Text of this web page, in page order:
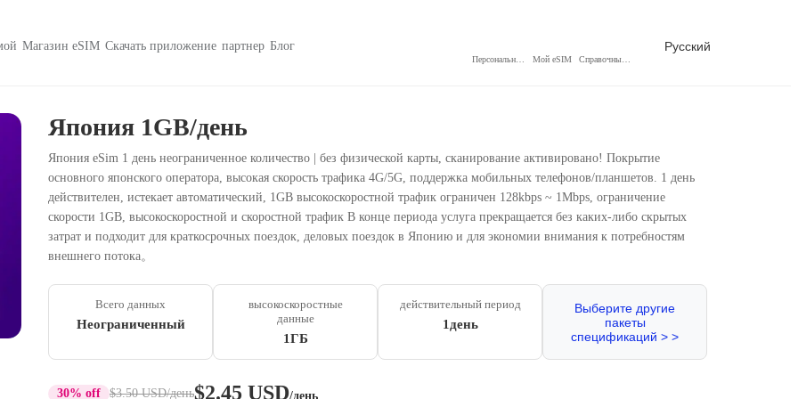
Магазин eSIM Скачать приложение партнер Блог
Мой eSIM
Русский
Япония 1GB/день
Япония eSim 1 день неограниченное количество | без физической карты, сканирование активировано! Покрытие
основного японского оператора, высокая скорость трафика 4G/5G, поддержка мобильных телефонов/планшетов. 1 день
действителен, истекает автоматический, 1GB высокоскоростной трафик ограничен 128kbps ~ 1Mbps, ограничение
скорости 1GB, высокоскоростной и скоростной трафик В конце периода услуга прекращается без каких-либо скрытых
затрат и подходит для краткосрочных поездок, деловых поездок в Японию и для экономии внимания к потребностям
внешнего потока。
Всего данных
Неограниченный
высокоскоростные
данные
1ГБ
действительный период
1день
Выберите другие
пакеты
спецификаций > >
30% off $3.50 USD/день$2.45 USD/день